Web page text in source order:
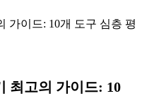
최고의 가이드: 10